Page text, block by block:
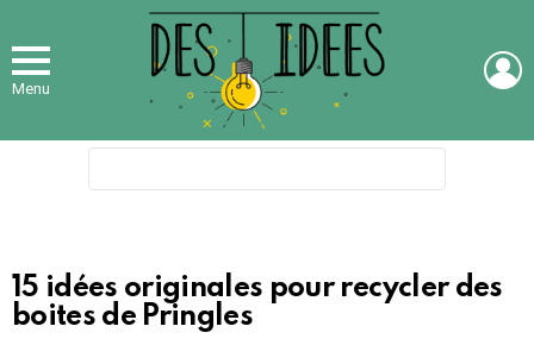
Menu
15 idées originales pour recycler des
boites de Pringles